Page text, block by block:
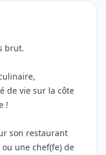
brut.
de vie sur la côte
!
son restaurant
ou une chef(fe) de